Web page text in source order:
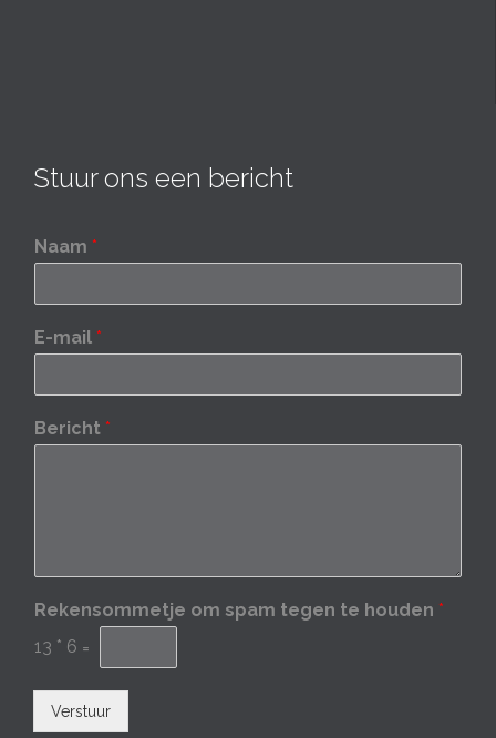
Stuur ons een bericht
Naam *
E-mail *
Bericht *
Rekensommetje om spam tegen te houden *
13 * 6 =
Verstuur